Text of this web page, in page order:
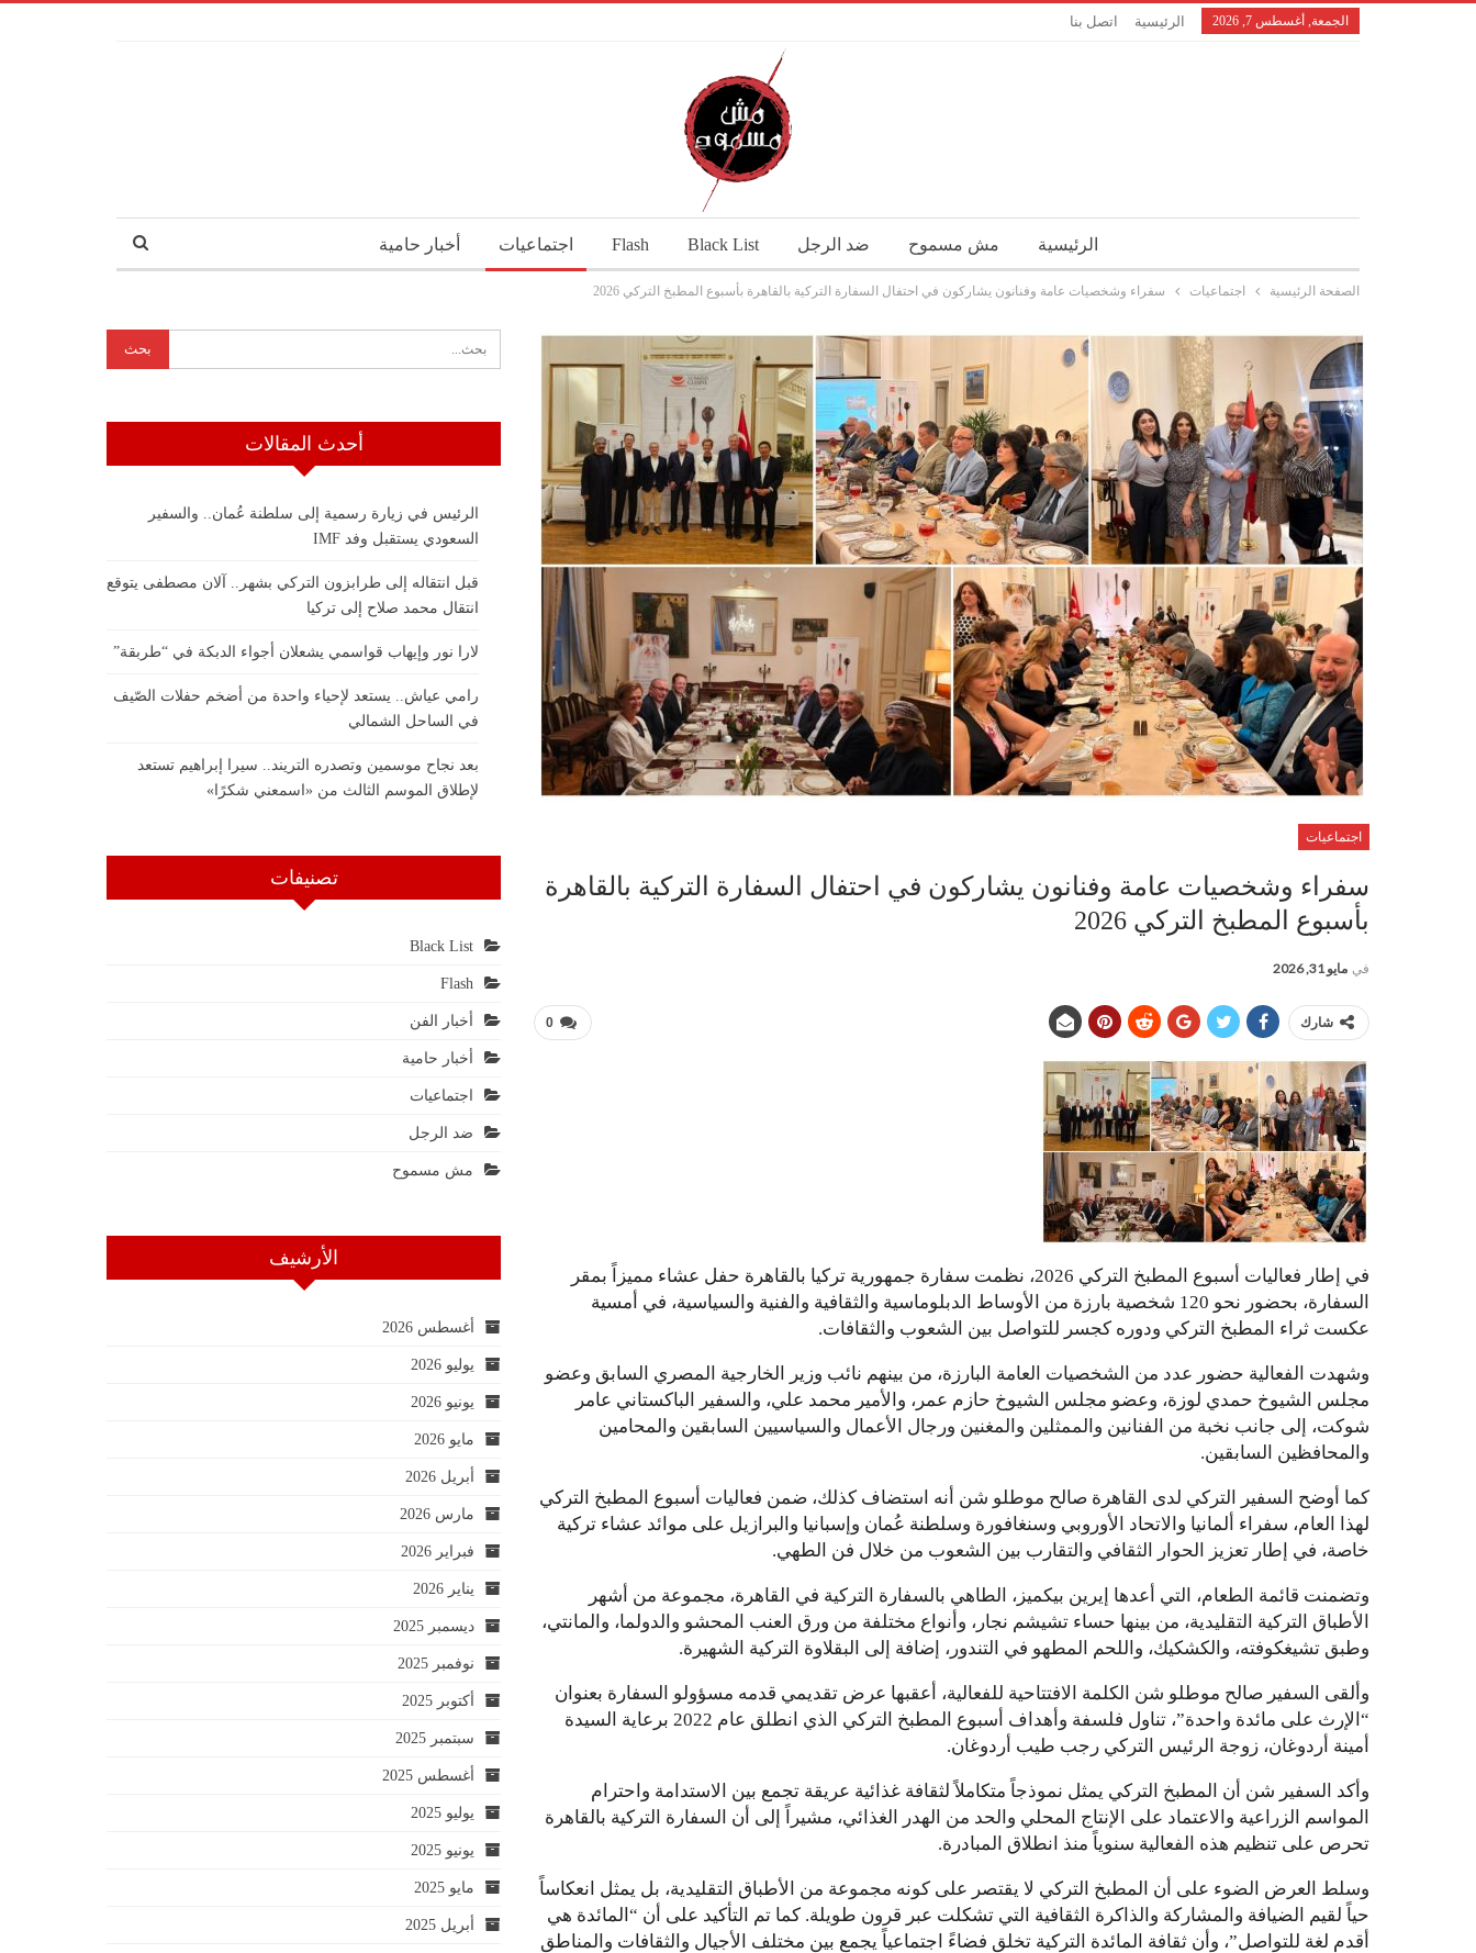
الجمعة, أغسطس 7, 2026 الرئيسية اتصل بنا
الرئيسية مش مسموح ضد الرجل Black List
Flash اجتماعيات أخبار حامية
الصفحة الرئيسية اجتماعيات سفراء وشخصيات عامة وفنانون يشاركون في احتفال السفارة التركية بالقاهرة بأسبوع المطبخ التركي 2026
اجتماعيات
سفراء وشخصيات عامة وفنانون يشاركون في احتفال السفارة التركية بالقاهرة
بأسبوع المطبخ التركي 2026
في مايو 31, 2026
0 شارك
في إطار فعاليات أسبوع المطبخ التركي 2026، نظمت سفارة جمهورية تركيا بالقاهرة حفل عشاء مميزاً بمقر
السفارة، بحضور نحو 120 شخصية بارزة من الأوساط الدبلوماسية والثقافية والفنية والسياسية، في أمسية
عكست ثراء المطبخ التركي ودوره كجسر للتواصل بين الشعوب والثقافات.
وشهدت الفعالية حضور عدد من الشخصيات العامة البارزة، من بينهم نائب وزير الخارجية المصري السابق وعضو
مجلس الشيوخ حمدي لوزة، وعضو مجلس الشيوخ حازم عمر، والأمير محمد علي، والسفير الباكستاني عامر
شوكت، إلى جانب نخبة من الفنانين والممثلين والمغنين ورجال الأعمال والسياسيين السابقين والمحامين
والمحافظين السابقين.
كما أوضح السفير التركي لدى القاهرة صالح موطلو شن أنه استضاف كذلك، ضمن فعاليات أسبوع المطبخ التركي
لهذا العام، سفراء ألمانيا والاتحاد الأوروبي وسنغافورة وسلطنة عُمان وإسبانيا والبرازيل على موائد عشاء تركية
خاصة، في إطار تعزيز الحوار الثقافي والتقارب بين الشعوب من خلال فن الطهي.
وتضمنت قائمة الطعام، التي أعدها إيرين بيكميز، الطاهي بالسفارة التركية في القاهرة، مجموعة من أشهر
الأطباق التركية التقليدية، من بينها حساء تشيشم نجار، وأنواع مختلفة من ورق العنب المحشو والدولما، والمانتي،
وطبق تشيغكوفته، والكشكيك، واللحم المطهو في التندور، إضافة إلى البقلاوة التركية الشهيرة.
وألقى السفير صالح موطلو شن الكلمة الافتتاحية للفعالية، أعقبها عرض تقديمي قدمه مسؤولو السفارة بعنوان
“الإرث على مائدة واحدة”، تناول فلسفة وأهداف أسبوع المطبخ التركي الذي انطلق عام 2022 برعاية السيدة
أمينة أردوغان، زوجة الرئيس التركي رجب طيب أردوغان.
وأكد السفير شن أن المطبخ التركي يمثل نموذجاً متكاملاً لثقافة غذائية عريقة تجمع بين الاستدامة واحترام
المواسم الزراعية والاعتماد على الإنتاج المحلي والحد من الهدر الغذائي، مشيراً إلى أن السفارة التركية بالقاهرة
تحرص على تنظيم هذه الفعالية سنوياً منذ انطلاق المبادرة.
وسلط العرض الضوء على أن المطبخ التركي لا يقتصر على كونه مجموعة من الأطباق التقليدية، بل يمثل انعكاساً
حياً لقيم الضيافة والمشاركة والذاكرة الثقافية التي تشكلت عبر قرون طويلة. كما تم التأكيد على أن “المائدة هي
أقدم لغة للتواصل”، وأن ثقافة المائدة التركية تخلق فضاءً اجتماعياً يجمع بين مختلف الأجيال والثقافات والمناطق
أحدث المقالات
الرئيس في زيارة رسمية إلى سلطنة عُمان.. والسفير
السعودي يستقبل وفد IMF
قبل انتقاله إلى طرابزون التركي بشهر.. آلان مصطفى يتوقع
انتقال محمد صلاح إلى تركيا
لارا نور وإيهاب قواسمي يشعلان أجواء الدبكة في “طربقة”
رامي عياش.. يستعد لإحياء واحدة من أضخم حفلات الصّيف
في الساحل الشمالي
بعد نجاح موسمين وتصدره التريند.. سيرا إبراهيم تستعد
لإطلاق الموسم الثالث من «اسمعني شكرًا»
تصنيفات
Black List
Flash
أخبار الفن
أخبار حامية
اجتماعيات
ضد الرجل
مش مسموح
الأرشيف
أغسطس 2026
يوليو 2026
يونيو 2026
مايو 2026
أبريل 2026
مارس 2026
فبراير 2026
يناير 2026
ديسمبر 2025
نوفمبر 2025
أكتوبر 2025
سبتمبر 2025
أغسطس 2025
يوليو 2025
يونيو 2025
مايو 2025
أبريل 2025